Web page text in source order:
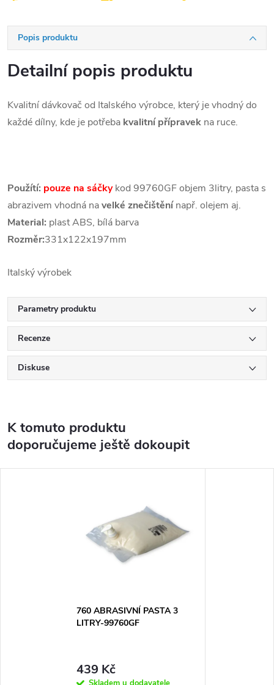
Popis produktu
Detailní popis produktu
Kvalitní dávkovač od Italského výrobce, který je vhodný do
každé dílny, kde je potřeba kvalitní přípravek na ruce.
Použítí: pouze na sáčkykod 99760GF objem 3litry, pasta s
abrazivem vhodná navelké znečištěnínapř. olejem aj.
Material: plast ABS, bílá barva
Rozměr:331x122x197mm
Italský výrobek
Parametry produktu
Recenze
Diskuse
K tomuto produktu
doporučujeme ještě dokoupit
760 ABRASIVNÍ PASTA 3
LITRY-99760GF
439 Kč